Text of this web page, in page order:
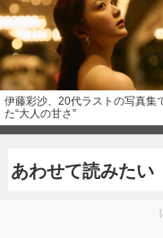
伊藤彩沙、20代ラストの写真集
た“大人の甘さ”
あわせて読みたい